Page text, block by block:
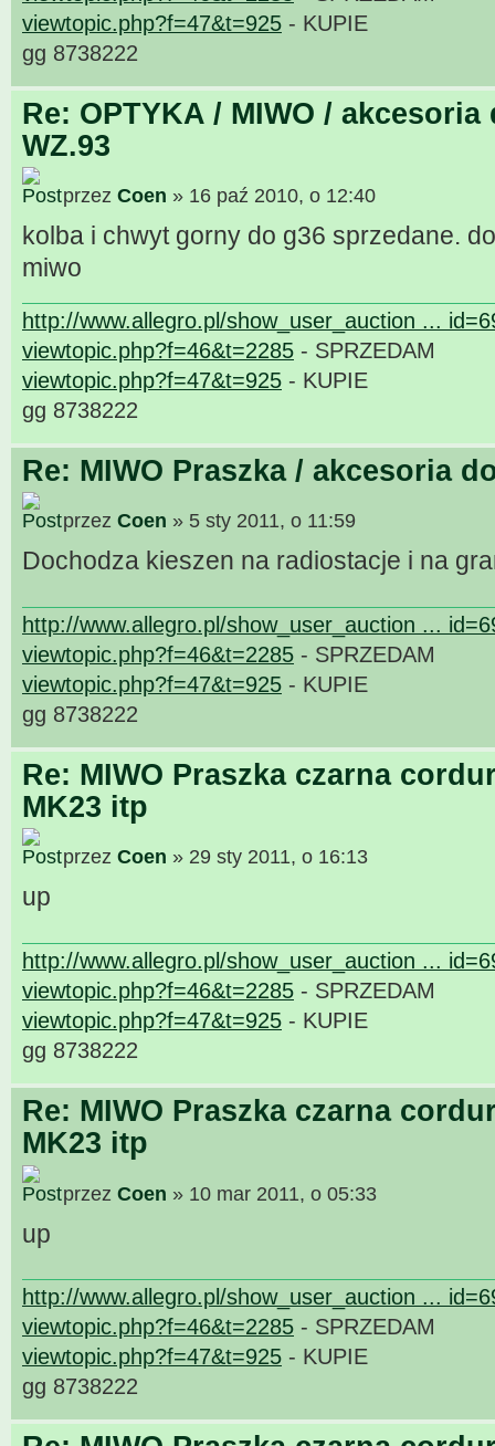
viewtopic.php?f=47&t=925 - KUPIE
gg 8738222
Re: OPTYKA / MIWO / akcesoria
WZ.93
przez Coen » 16 paź 2010, o 12:40
kolba i chwyt gorny do g36 sprzedane.
miwo
http://www.allegro.pl/show_user_auction ...
viewtopic.php?f=46&t=2285 - SPRZEDAM
viewtopic.php?f=47&t=925 - KUPIE
gg 8738222
Re: MIWO Praszka / akcesoria
przez Coen » 5 sty 2011, o 11:59
Dochodza kieszen na radiostacje i na
http://www.allegro.pl/show_user_auction ...
viewtopic.php?f=46&t=2285 - SPRZEDAM
viewtopic.php?f=47&t=925 - KUPIE
gg 8738222
Re: MIWO Praszka czarna
MK23 itp
przez Coen » 29 sty 2011, o 16:13
up
http://www.allegro.pl/show_user_auction ...
viewtopic.php?f=46&t=2285 - SPRZEDAM
viewtopic.php?f=47&t=925 - KUPIE
gg 8738222
Re: MIWO Praszka czarna
MK23 itp
przez Coen » 10 mar 2011, o 05:33
up
http://www.allegro.pl/show_user_auction ...
viewtopic.php?f=46&t=2285 - SPRZEDAM
viewtopic.php?f=47&t=925 - KUPIE
gg 8738222